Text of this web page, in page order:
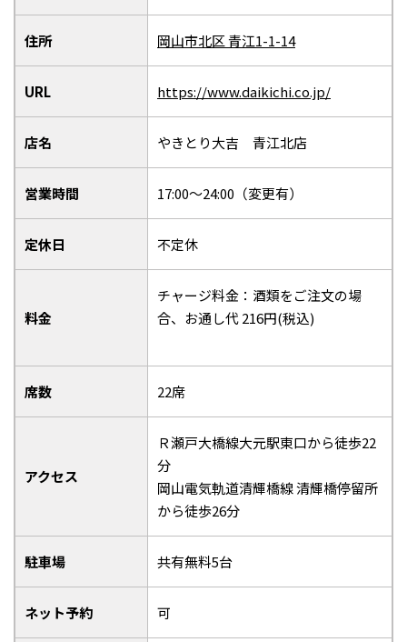
住所 岡山市北区 青江1-1-14
URL https://www.daikichi.co.jp/
店名 やきとり大吉 青江北店
営業時間 17:00～24:00（変更有）
定休日 不定休
料金
チャージ料金：酒類をご注文の場
合、お通し代 216円(税込)
席数 22席
アクセス
Ｒ瀬戸大橋線大元駅東口から徒歩22
分
岡山電気軌道清輝橋線 清輝橋停留所
から徒歩26分
駐車場 共有無料5台
ネット予約 可